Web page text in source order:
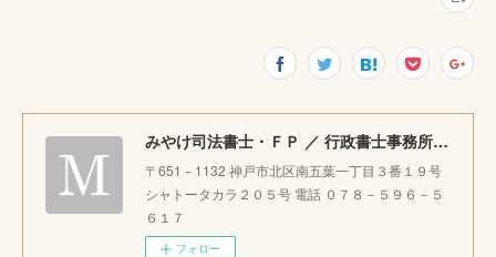
みやけ司法書士・ＦＰ ／ 行政書士事務所 ｜神戸市北区で相続・成年後見・生前整理のご相談をお受けしています。
〒651－1132 神戸市北区南五葉一丁目３番１９号
シャトータカラ２０５号 電話 ０７８－５９６－５
６１７
フォロー